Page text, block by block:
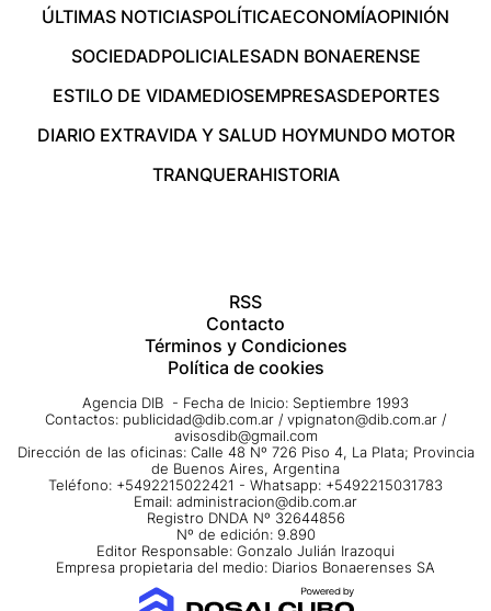
ÚLTIMAS NOTICIASPOLÍTICAECONOMÍAOPINIÓN
SOCIEDADPOLICIALESADN BONAERENSE
ESTILO DE VIDAMEDIOSEMPRESASDEPORTES
DIARIO EXTRAVIDA Y SALUD HOYMUNDO MOTOR
TRANQUERAHISTORIA
RSS
Contacto
Términos y Condiciones
Política de cookies
Agencia DIB - Fecha de Inicio: Septiembre 1993
Contactos: publicidad@dib.com.ar / vpignaton@dib.com.ar /
avisosdib@gmail.com
Dirección de las oficinas: Calle 48 Nº 726 Piso 4, La Plata; Provincia
de Buenos Aires, Argentina
Teléfono: +5492215022421 - Whatsapp: +5492215031783
Email: administracion@dib.com.ar
Registro DNDA Nº 32644856
Nº de edición: 9.890
Editor Responsable: Gonzalo Julián Irazoqui
Empresa propietaria del medio: Diarios Bonaerenses SA